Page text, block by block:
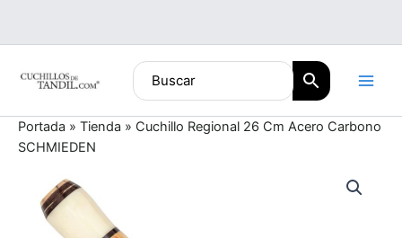
contenido
Portada » Tienda » Cuchillo Regional 26 Cm Acero Carbono
SCHMIEDEN
Regional